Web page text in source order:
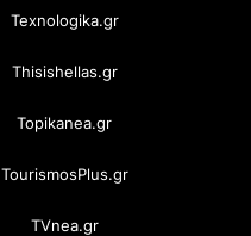
Texnologika.gr
Thisishellas.gr
Topikanea.gr
TourismosPlus.gr
TVnea.gr